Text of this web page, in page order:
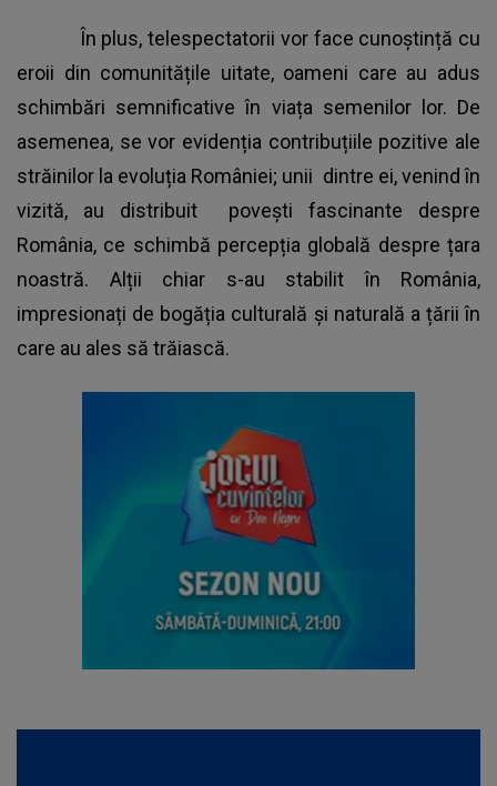
În plus, telespectatorii vor face cunoștință cu
eroii din comunitățile uitate, oameni care au adus
schimbări semnificative în viața semenilor lor. De
asemenea, se vor evidenția contribuțiile pozitive ale
străinilor la evoluția României; unii dintre ei, venind în
vizită, au distribuit povești fascinante despre
România, ce schimbă percepția globală despre țara
noastră. Alții chiar s-au stabilit în România,
impresionați de bogăția culturală și naturală a țării în
care au ales să trăiască.